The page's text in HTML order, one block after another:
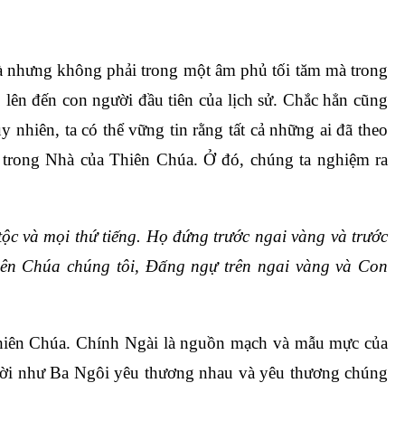
không phải trong một âm phủ tối tăm mà trong
đến con người đầu tiên của lịch sử. Chắc hẳn cũng
ta có thể vững tin rằng tất cả những ai đã theo
Nhà của Thiên Chúa. Ở đó, chúng ta nghiệm ra
và mọi thứ tiếng. Họ đứng trước ngai vàng và trước
Chúa chúng tôi, Đấng ngự trên ngai vàng và Con
Chúa. Chính Ngài là nguồn mạch và mẫu mực của
như Ba Ngôi yêu thương nhau và yêu thương chúng